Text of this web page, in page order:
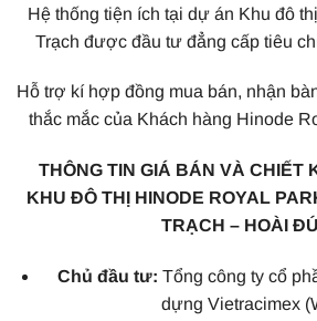
Hệ thống tiện ích tại dự án Khu đô
Trạch được đầu tư đẳng cấp tiêu
Hỗ trợ kí hợp đồng mua bán, nhận
thắc mắc của Khách hàng Hinode
THÔNG TIN GIÁ BÁN VÀ CHIẾT
KHU ĐÔ THỊ HINODE ROYAL
TRẠCH – HOÀI
Chủ đầu tư: Tổng công ty cổ
dựng Vietracimex